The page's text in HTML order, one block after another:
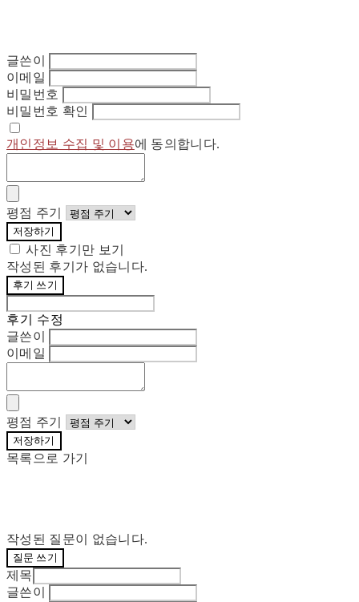
글쓴이
이메일
비밀번호
비밀번호 확인
개인정보 수집 및 이용에 동의합니다.
평점 주기
저장하기
사진 후기만 보기
작성된 후기가 없습니다.
후기 쓰기
후기 수정
글쓴이
이메일
평점 주기
저장하기
목록으로 가기
작성된 질문이 없습니다.
질문 쓰기
제목
글쓴이